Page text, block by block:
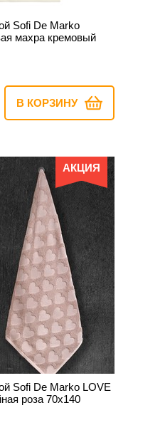
Sofi De Marko
махра кремовый
В КОРЗИНУ
АКЦИЯ
Sofi De Marko LOVE
роза 70х140